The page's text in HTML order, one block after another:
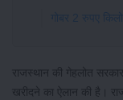
गोबर 2 रुपए किलो
राजस्थान की गेहलोत
खरीदने का ऐलान की है।